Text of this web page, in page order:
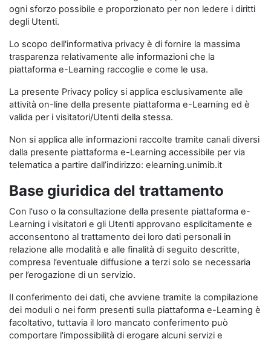
ogni sforzo possibile e proporzionato per non ledere i diritti
degli Utenti.
Lo scopo dell'informativa privacy è di fornire la massima
trasparenza relativamente alle informazioni che la
piattaforma e-Learning raccoglie e come le usa.
La presente Privacy policy si applica esclusivamente alle
attività on-line della presente piattaforma e-Learning ed è
valida per i visitatori/Utenti della stessa.
Non si applica alle informazioni raccolte tramite canali diversi
dalla presente piattaforma e-Learning accessibile per via
telematica a partire dall’indirizzo: elearning.unimib.it
Base giuridica del trattamento
Con l'uso o la consultazione della presente piattaforma e-
Learning i visitatori e gli Utenti approvano esplicitamente e
acconsentono al trattamento dei loro dati personali in
relazione alle modalità e alle finalità di seguito descritte,
compresa l’eventuale diffusione a terzi solo se necessaria
per l’erogazione di un servizio.
Il conferimento dei dati, che avviene tramite la compilazione
dei moduli o nei form presenti sulla piattaforma e-Learning è
facoltativo, tuttavia il loro mancato conferimento può
comportare l'impossibilità di erogare alcuni servizi e